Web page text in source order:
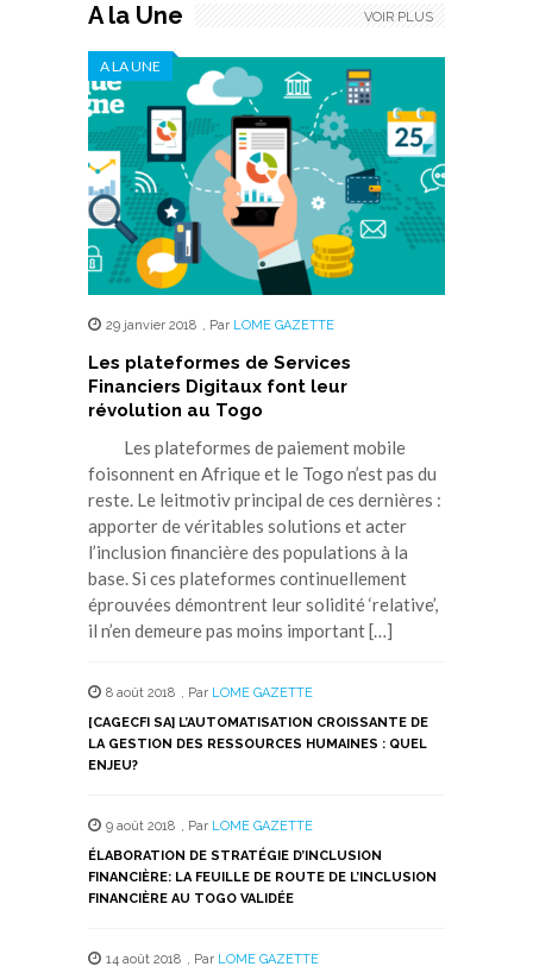
A la Une
A LA UNE
29 janvier 2018 , Par LOME GAZETTE
Les plateformes de Services
Financiers Digitaux font leur
révolution au Togo
Les plateformes de paiement mobile
foisonnent en Afrique et le Togo n’est pas du
reste. Le leitmotiv principal de ces dernières :
apporter de véritables solutions et acter
l’inclusion financière des populations à la
base. Si ces plateformes continuellement
éprouvées démontrent leur solidité ‘relative’,
il n’en demeure pas moins important […]
8 août 2018 , Par LOME GAZETTE
[CAGECFI SA] L’AUTOMATISATION CROISSANTE DE
LA GESTION DES RESSOURCES HUMAINES : QUEL
ENJEU?
9 août 2018 , Par LOME GAZETTE
ÉLABORATION DE STRATÉGIE D’INCLUSION
FINANCIÈRE: LA FEUILLE DE ROUTE DE L’INCLUSION
FINANCIÈRE AU TOGO VALIDÉE
14 août 2018 , Par LOME GAZETTE
VOIR PLUS